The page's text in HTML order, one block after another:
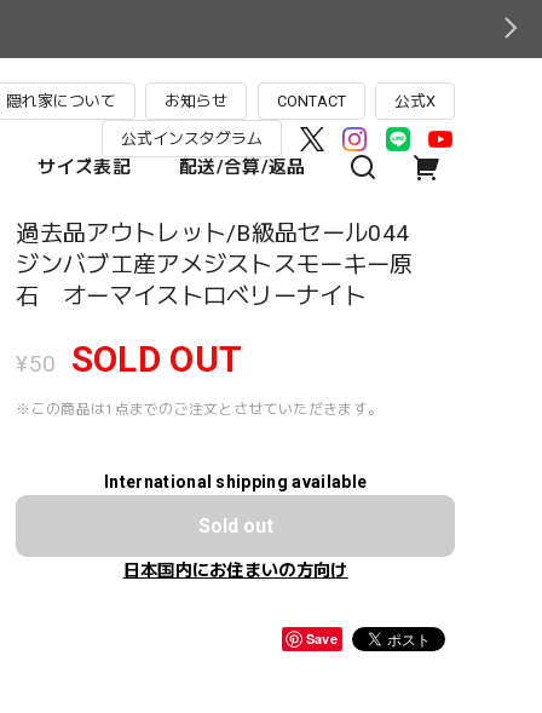
隠れ家について お知らせ CONTACT 公式X
公式インスタグラム
サイズ表記 配送/合算/返品
過去品アウトレット/B級品セール044
ジンバブエ産アメジストスモーキー原
石 オーマイストロベリーナイト
¥50 SOLD OUT
※この商品は1点までのご注文とさせていただきます。
International shipping available
Sold out
日本国内にお住まいの方向け
Save